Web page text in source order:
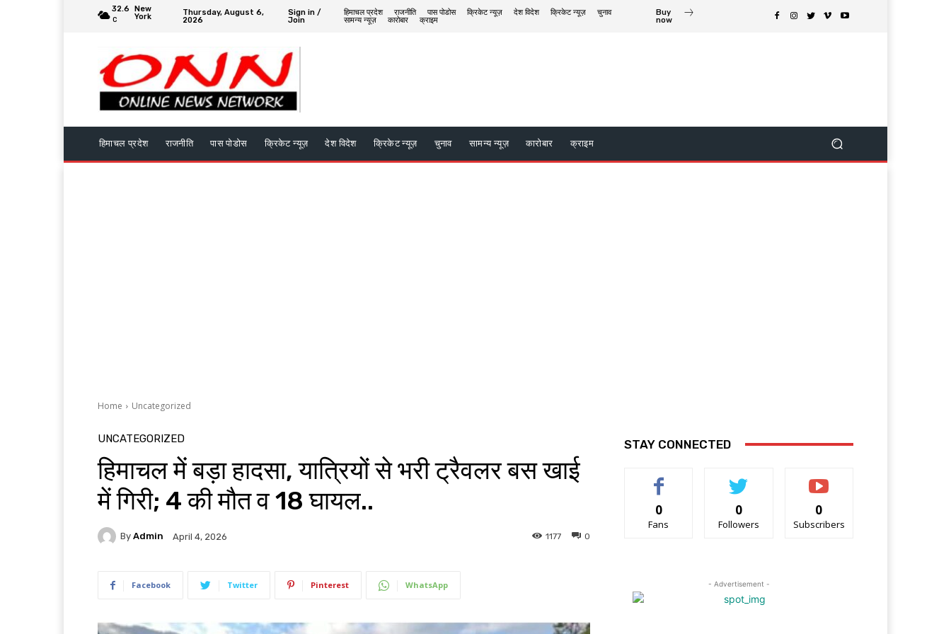
32.6
C
New
York
Thursday, August 6,
2026
Sign in /
Join
हिमाचल प्रदेश राजनीति पास पोडोस क्रिकेट न्यूज़ देश विदेश क्रिकेट न्यूज़
चुनाव
सामन्य न्यूज़
कारोबार क्राइम
Buy
now
हिमाचल प्रदेश राजनीति पास पोडोस क्रिकेट न्यूज़ देश विदेश क्रिकेट न्यूज़ चुनाव सामन्य न्यूज़ कारोबार क्राइम
Home Uncategorized
UNCATEGORIZED
हिमाचल में बड़ा हादसा, यात्रियों से भरी ट्रैवलर बस खाई
में गिरी; 4 की मौत व 18 घायल..
By Admin April 4, 2026 0
1177
Facebook Twitter Pinterest WhatsApp
STAY CONNECTED
0
Fans
0
Followers
0
Subscribers
- Advertisement -